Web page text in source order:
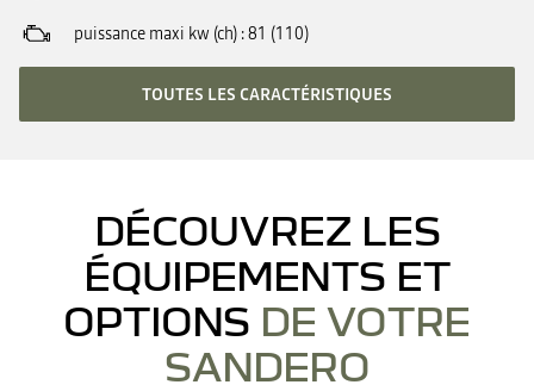
puissance maxi kw (ch) 81 (110)
TOUTES LES CARACTÉRISTIQUES
DÉCOUVREZ LES
ÉQUIPEMENTS ET
OPTIONS DE VOTRE
SANDERO